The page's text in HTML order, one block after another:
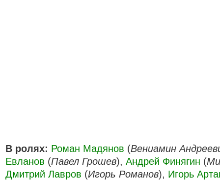
В ролях: Роман Мадянов (Вениамин
Евланов (Павел Грошев), Андрей Финягин (
Дмитрий Лавров (Игорь Романов), Игорь